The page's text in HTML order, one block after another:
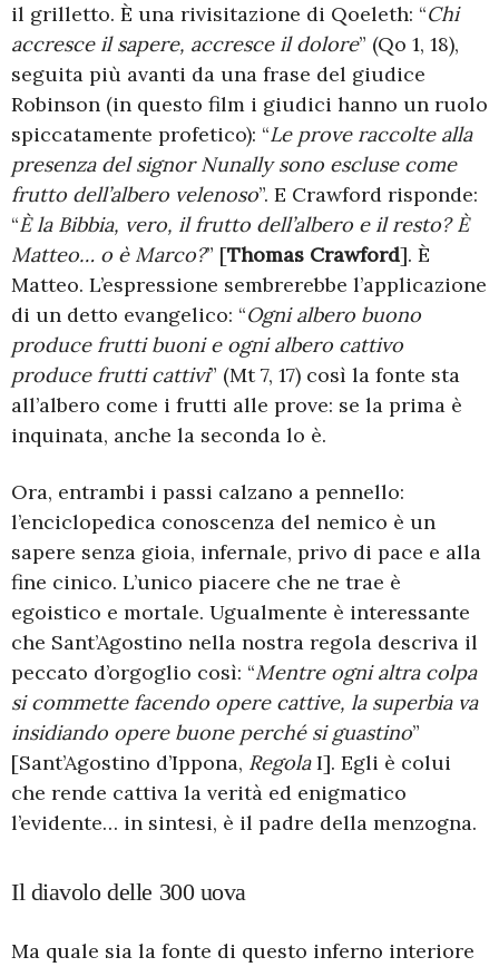
il grilletto. È una rivisitazione di Qoeleth: “Chi
accresce il sapere, accresce il dolore” (Qo 1, 18),
seguita più avanti da una frase del giudice
Robinson (in questo film i giudici hanno un ruolo
spiccatamente profetico): “Le prove raccolte alla
presenza del signor Nunally sono escluse come
frutto dell’albero velenoso”. E Crawford risponde:
“È la Bibbia, vero, il frutto dell’albero e il resto? È
Matteo… o è Marco?” [Thomas Crawford]. È
Matteo. L’espressione sembrerebbe l’applicazione
di un detto evangelico: “Ogni albero buono
produce frutti buoni e ogni albero cattivo
produce frutti cattivi” (Mt 7, 17) così la fonte sta
all’albero come i frutti alle prove: se la prima è
inquinata, anche la seconda lo è.
Ora, entrambi i passi calzano a pennello:
l’enciclopedica conoscenza del nemico è un
sapere senza gioia, infernale, privo di pace e alla
fine cinico. L’unico piacere che ne trae è
egoistico e mortale. Ugualmente è interessante
che Sant’Agostino nella nostra regola descriva il
peccato d’orgoglio così: “Mentre ogni altra colpa
si commette facendo opere cattive, la superbia va
insidiando opere buone perché si guastino”
[Sant’Agostino d’Ippona, RegolaI]. Egli è colui
che rende cattiva la verità ed enigmatico
l’evidente… in sintesi, è il padre della menzogna.
Il diavolo delle 300 uova
Ma quale sia la fonte di questo inferno interiore